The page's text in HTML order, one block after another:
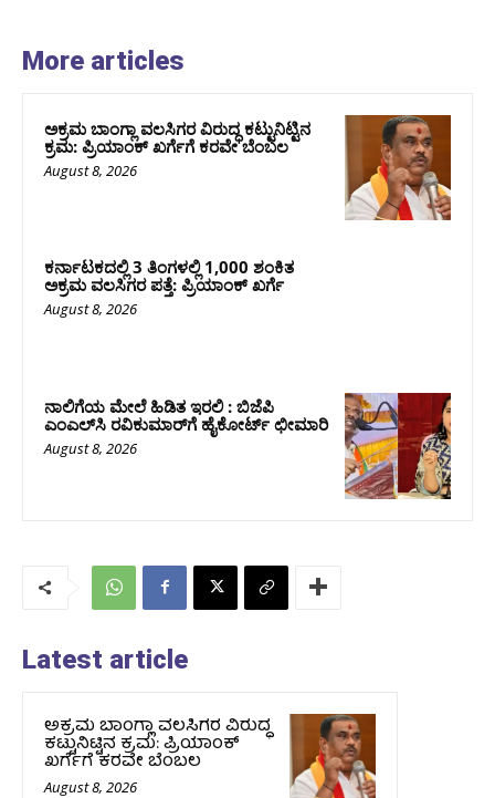
More articles
ಅಕ್ರಮ ಬಾಂಗ್ಲಾ ವಲಸಿಗರ ವಿರುದ್ಧ ಕಟ್ಟುನಿಟ್ಟಿನ
ಕ್ರಮ: ಪ್ರಿಯಾಂಕ್ ಖರ್ಗೆಗೆ ಕರವೇ ಬೆಂಬಲ
August 8, 2026
ಕರ್ನಾಟಕದಲ್ಲಿ 3 ತಿಂಗಳಲ್ಲಿ 1,000 ಶಂಕಿತ
ಅಕ್ರಮ ವಲಸಿಗರ ಪತ್ತೆ: ಪ್ರಿಯಾಂಕ್‌ ಖರ್ಗೆ
August 8, 2026
ನಾಲಿಗೆಯ ಮೇಲೆ ಹಿಡಿತ ಇರಲಿ : ಬಿಜೆಪಿ
ಎಂಎಲ್‌ಸಿ ರವಿಕುಮಾರ್‌ಗೆ ಹೈಕೋರ್ಟ್ ಛೀಮಾರಿ
August 8, 2026
Latest article
ಅಕ್ರಮ ಬಾಂಗ್ಲಾ ವಲಸಿಗರ ವಿರುದ್ಧ
ಕಟ್ಟುನಿಟ್ಟಿನ ಕ್ರಮ: ಪ್ರಿಯಾಂಕ್
ಖರ್ಗೆಗೆ ಕರವೇ ಬೆಂಬಲ
August 8, 2026